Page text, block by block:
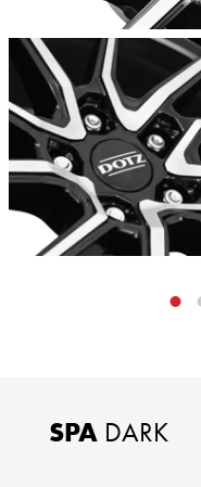
SPA DARK